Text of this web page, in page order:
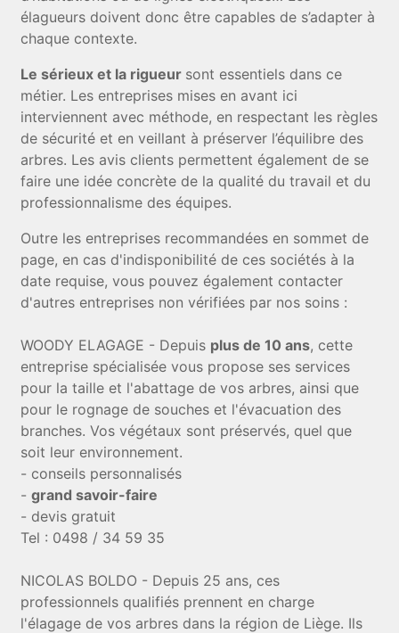
élagueurs doivent donc être capables de s’adapter à
chaque contexte.
Le sérieux et la rigueur sont essentiels dans ce
métier. Les entreprises mises en avant ici
interviennent avec méthode, en respectant les règles
de sécurité et en veillant à préserver l’équilibre des
arbres. Les avis clients permettent également de se
faire une idée concrète de la qualité du travail et du
professionnalisme des équipes.
Outre les entreprises recommandées en sommet de
page, en cas d'indisponibilité de ces sociétés à la
date requise, vous pouvez également contacter
d'autres entreprises non vérifiées par nos soins :
WOODY ELAGAGE - Depuis plus de 10 ans, cette
entreprise spécialisée vous propose ses services
pour la taille et l'abattage de vos arbres, ainsi que
pour le rognage de souches et l'évacuation des
branches. Vos végétaux sont préservés, quel que
soit leur environnement.
- conseils personnalisés
-grand savoir-faire
- devis gratuit
Tel : 0498 / 34 59 35
NICOLAS BOLDO - Depuis 25 ans, ces
professionnels qualifiés prennent en charge
l'élagage de vos arbres dans la région de Liège. Ils